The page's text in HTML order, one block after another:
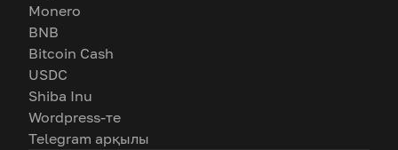
Monero
BNB
Bitcoin Cash
USDC
Shiba Inu
Wordpress-те
Telegram арқылы